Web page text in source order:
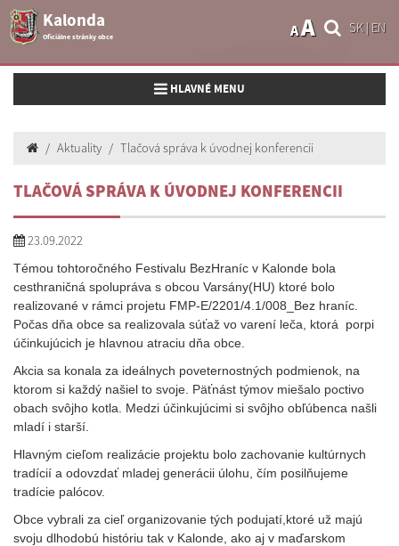
Kalonda
Oficiálne stránky obce
SK| EN
AA
Toggle navigation
HLAVNÉ MENU
Aktuality Tlačová správa k úvodnej konferencii
TLAČOVÁ SPRÁVA K ÚVODNEJ KONFERENCII
23.09.2022
Témou tohtoročného Festivalu BezHraníc v Kalonde bola
cesthraničná spolupráva s obcou Varsány(HU) ktoré bolo
realizované v rámci projetu FMP-E/2201/4.1/008_Bez hraníc.
Počas dňa obce sa realizovala súťaž vo varení leča, ktorá porpi
účinkujúcich je hlavnou atraciu dňa obce.
Akcia sa konala za ideálnych poveternostných podmienok, na
ktorom si každý našiel to svoje. Päťnást týmov miešalo poctivo
obach svôjho kotla. Medzi účinkujúcimi si svôjho obľúbenca našli
mladí i starší.
Hlavným cieľom realizácie projektu bolo zachovanie kultúrnych
tradícií a odovzdať mladej generácii úlohu, čím posilňujeme
tradície palócov.
Obce vybrali za cieľ organizovanie tých podujatí,ktoré už majú
svoju dlhodobú históriu tak v Kalonde, ako aj v maďarskom